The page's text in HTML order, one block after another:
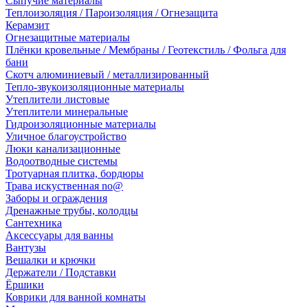
Теплоизоляция / Пароизоляция / Огнезащита
Керамзит
Огнезащитные материалы
Плёнки кровельные / Мембраны / Геотекстиль / Фольга для
бани
Скотч алюминиевый / металлизированный
Тепло-звукоизоляционные материалы
Утеплители листовые
Утеплители минеральные
Гидроизоляционные материалы
Уличное благоустройство
Люки канализационные
Водоотводные системы
Тротуарная плитка, бордюры
Трава искуственная no@
Заборы и ограждения
Дренажные трубы, колодцы
Сантехника
Аксессуары для ванны
Вантузы
Вешалки и крючки
Держатели / Подставки
Ёршики
Коврики для ванной комнаты